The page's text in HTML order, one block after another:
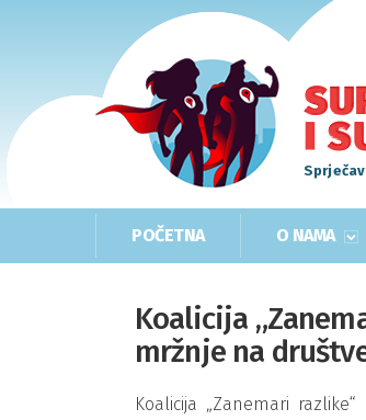
POČETNA O NAMA
Koalicija
mržnje na
Koalicija „Zanemari